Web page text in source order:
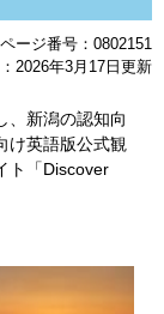
ページ番号：0802151
2026年3月17日更新
、新潟の認知向
け英語版公式観
ト「Discover